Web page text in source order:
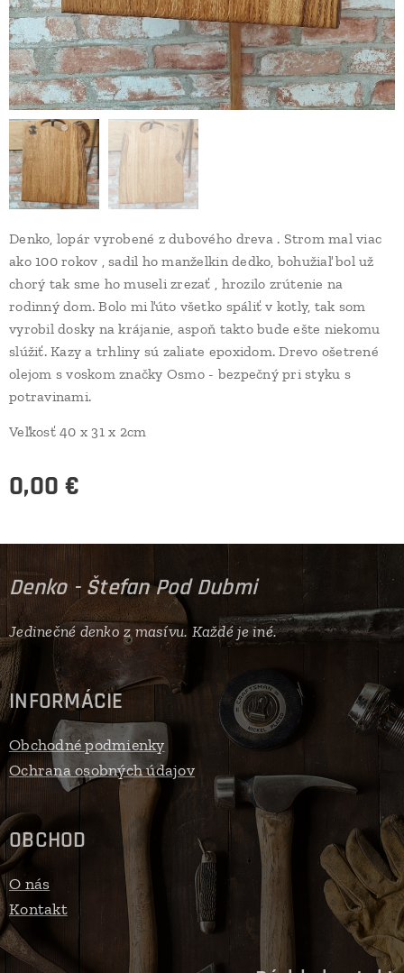
Denko, lopár vyrobené z dubového dreva . Strom mal viac
ako 100 rokov , sadil ho manželkin dedko, bohužiaľ bol už
chorý tak sme ho museli zrezať , hrozilo zrútenie na
rodinný dom. Bolo mi ľúto všetko spáliť v kotly, tak som
vyrobil dosky na krájanie, aspoň takto bude ešte niekomu
slúžiť. Kazy a trhliny sú zaliate epoxidom. Drevo ošetrené
olejom s voskom značky Osmo - bezpečný pri styku s
potravinami.
Veľkosť 40 x 31 x 2cm
0,00 €
Denko - Štefan Pod Dubmi
Jedinečné denko z masívu. Každé je iné.
INFORMÁCIE
Obchodné podmienky
Ochrana osobných údajov
OBCHOD
O nás
Kontakt